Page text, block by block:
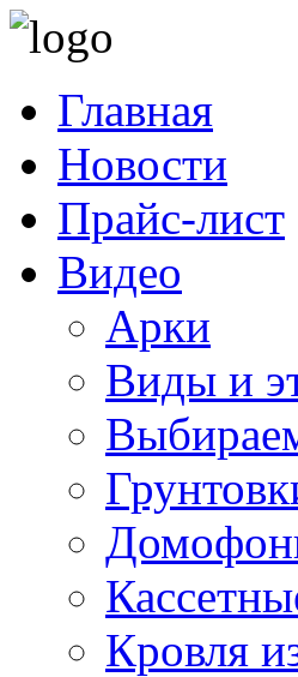
Главная
Новости
Прайс-лист
Видео
Арки
Виды и
Кровля